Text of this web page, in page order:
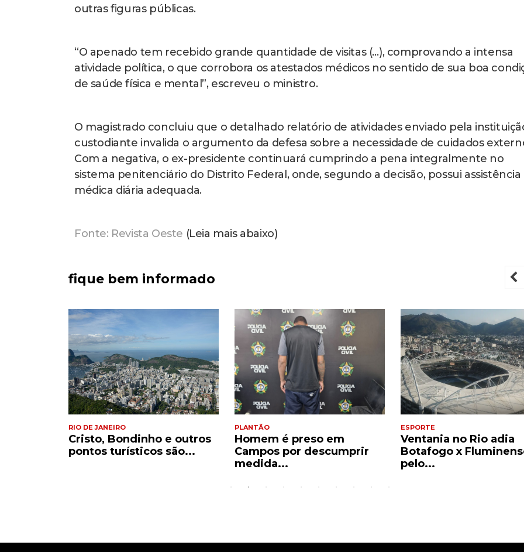
outras figuras públicas.
“O apenado tem recebido grande quantidade de visitas (…), comprovando a intensa
atividade política, o que corrobora os atestados médicos no sentido de sua boa
de saúde física e mental”, escreveu o ministro.
O magistrado concluiu que o detalhado relatório de atividades enviado pela
custodiante invalida o argumento da defesa sobre a necessidade de cuidados
Com a negativa, o ex-presidente continuará cumprindo a pena integralmente no
sistema penitenciário do Distrito Federal, onde, segundo a decisão, possui assistência
médica diária adequada.
Fonte: Revista Oeste (Leia mais abaixo)
fique bem informado
RIO DE JANEIRO
Cristo, Bondinho e outros
pontos turísticos são...
PLANTÃO
Homem é preso em
Campos por descumprir
medida...
ESPORTE
Ventania no Rio adia
Botafogo x
pelo...